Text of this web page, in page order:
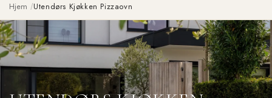
Hjem Utendørs Kjøkken Pizzaovn